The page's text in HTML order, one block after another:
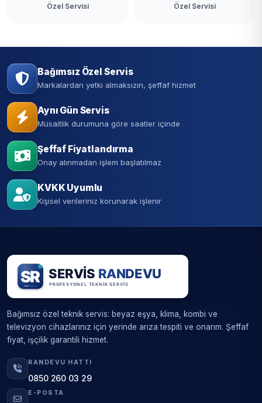
Özel Servisi Özel Servisi
Bağımsız Özel Servis
Markalardan yetki almaksızın, şeffaf hizmet
Aynı Gün Servis
Müsaitlik durumuna göre saatler içinde
Şeffaf Fiyatlandırma
Onay alınmadan işlem başlatılmaz
KVKK Uyumlu
Kişisel verileriniz korunarak işlenir
Bağımsız özel teknik servis: beyaz eşya, klima, kombi ve
televizyon cihazlarınız için yerinde arıza tespiti ve onarım. Şeffaf
fiyat, işçilik garantili hizmet.
RANDEVU HATTI
0850 260 03 29
E-POSTA